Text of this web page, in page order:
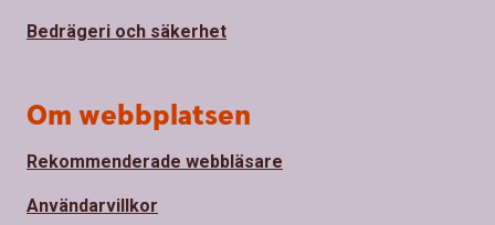
Bedrägeri och säkerhet
Om webbplatsen
Rekommenderade webbläsare
Användarvillkor